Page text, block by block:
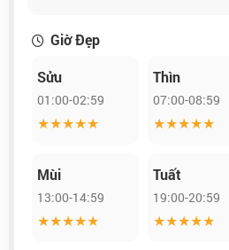
Giờ Đẹp
Sửu
01:00-02:59
★★★★★
Thìn
07:00-08:59
★★★★★
Mùi
13:00-14:59
★★★★★
Tuất
19:00-20:59
★★★★★